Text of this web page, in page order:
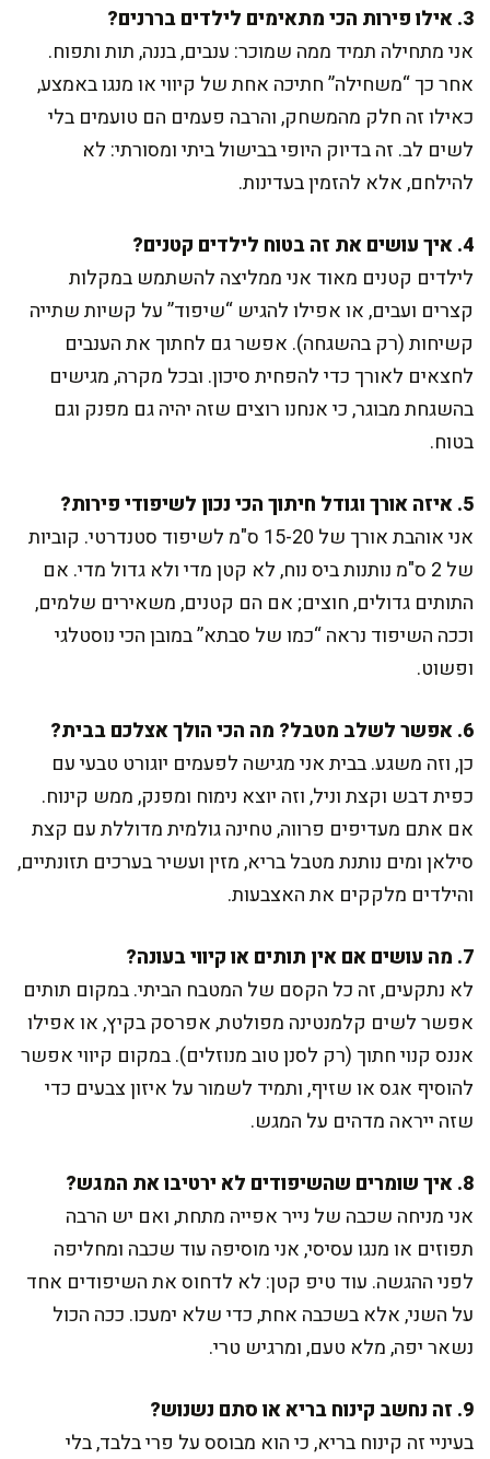
3. אילו פירות הכי מתאימים לילדים בררנים?
אני מתחילה תמיד ממה שמוכר: ענבים, בננה, תות ותפוח.
אחר כך “משחילה” חתיכה אחת של קיווי או מנגו באמצע,
כאילו זה חלק מהמשחק, והרבה פעמים הם טועמים בלי
לשים לב. זה בדיוק היופי בבישול ביתי ומסורתי: לא
להילחם, אלא להזמין בעדינות.
4. איך עושים את זה בטוח לילדים קטנים?
לילדים קטנים מאוד אני ממליצה להשתמש במקלות
קצרים ועבים, או אפילו להגיש “שיפוד” על קשיות שתייה
קשיחות (רק בהשגחה). אפשר גם לחתוך את הענבים
לחצאים לאורך כדי להפחית סיכון. ובכל מקרה, מגישים
בהשגחת מבוגר, כי אנחנו רוצים שזה יהיה גם מפנק וגם
בטוח.
5. איזה אורך וגודל חיתוך הכי נכון לשיפודי פירות?
אני אוהבת אורך של 15-20 ס"מ לשיפוד סטנדרטי. קוביות
של 2 ס"מ נותנות ביס נוח, לא קטן מדי ולא גדול מדי. אם
התותים גדולים, חוצים; אם הם קטנים, משאירים שלמים,
וככה השיפוד נראה “כמו של סבתא” במובן הכי נוסטלגי
ופשוט.
6. אפשר לשלב מטבל? מה הכי הולך אצלכם בבית?
כן, וזה משגע. בבית אני מגישה לפעמים יוגורט טבעי עם
כפית דבש וקצת וניל, וזה יוצא נימוח ומפנק, ממש קינוח.
אם אתם מעדיפים פרווה, טחינה גולמית מדוללת עם קצת
סילאן ומים נותנת מטבל בריא, מזין ועשיר בערכים תזונתיים,
והילדים מלקקים את האצבעות.
7. מה עושים אם אין תותים או קיווי בעונה?
לא נתקעים, זה כל הקסם של המטבח הביתי. במקום תותים
אפשר לשים קלמנטינה מפולטת, אפרסק בקיץ, או אפילו
אננס קנוי חתוך (רק לסנן טוב מנוזלים). במקום קיווי אפשר
להוסיף אגס או שזיף, ותמיד לשמור על איזון צבעים כדי
שזה ייראה מדהים על המגש.
8. איך שומרים שהשיפודים לא ירטיבו את המגש?
אני מניחה שכבה של נייר אפייה מתחת, ואם יש הרבה
תפוזים או מנגו עסיסי, אני מוסיפה עוד שכבה ומחליפה
לפני ההגשה. עוד טיפ קטן: לא לדחוס את השיפודים אחד
על השני, אלא בשכבה אחת, כדי שלא ימעכו. ככה הכול
נשאר יפה, מלא טעם, ומרגיש טרי.
9. זה נחשב קינוח בריא או סתם נשנוש?
בעיניי זה קינוח בריא, כי הוא מבוסס על פרי בלבד, בלי